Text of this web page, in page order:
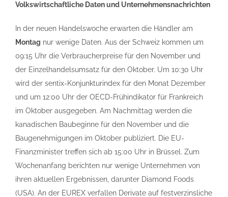
Volkswirtschaftliche Daten und Unternehmensnachrichten
In der neuen Handelswoche erwarten die Händler am
Montag nur wenige Daten. Aus der Schweiz kommen um
09:15 Uhr die Verbraucherpreise für den November und
der Einzelhandelsumsatz für den Oktober. Um 10:30 Uhr
wird der sentix-Konjunkturindex für den Monat Dezember
und um 12:00 Uhr der OECD-Frühindikator für Frankreich
im Oktober ausgegeben. Am Nachmittag werden die
kanadischen Baubeginne für den November und die
Baugenehmigungen im Oktober publiziert. Die EU-
Finanzminister treffen sich ab 15:00 Uhr in Brüssel. Zum
Wochenanfang berichten nur wenige Unternehmen von
ihren aktuellen Ergebnissen, darunter Diamond Foods
(USA). An der EUREX verfallen Derivate auf festverzinsliche